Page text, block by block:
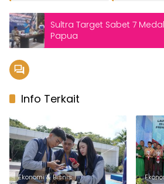
Sultra Target Sabet 7
Papua
Info Terkait
Ekonomi & Bisnis